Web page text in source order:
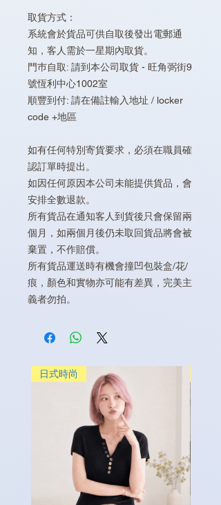
取貨方式：
系統會於貨品可供自取後發出電郵通
知，客人需於一星期內取貨。
門巿自取: 請到本公司取貨 - 旺角弼街9
號恆利中心1002室
順豐到付: 請在備註輸入地址 / locker
code +地區
如有任何特別寄貨要求，必須在職員確
認訂單時提出。
如因任何原因本公司未能提供貨品，會
安排全數退款。
所有貨品在通知客人到貨後只會保留兩
個月，如兩個月後仍未取回貨品將會被
棄置，不作賠償。
所有貨品運送時有機會撞凹包裝盒/花/
痕，顏色和實物亦可能有差異，完美主
義者勿拍。
日式時尚